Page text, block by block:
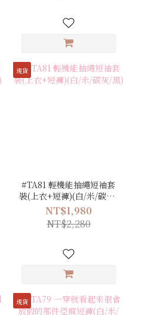
現貨
#TA81 輕機能抽繩短袖套
裝(上衣+短褲)(白/米/碳灰/
黑)
NT$1,980
NT$2,280
現貨